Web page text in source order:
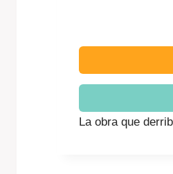
La obra que